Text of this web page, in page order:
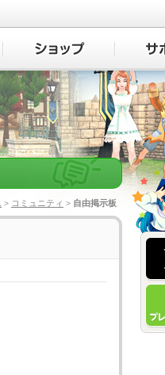
> コミュニティ > 自由掲示板